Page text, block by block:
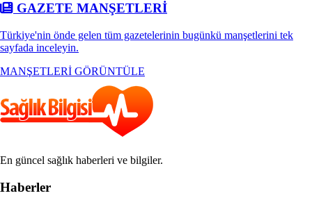
GAZETE MANŞETLERİ
Türkiye'nin önde gelen tüm gazetelerinin bugünkü manşetlerini tek
sayfada inceleyin.
MANŞETLERİ GÖRÜNTÜLE
En güncel sağlık haberleri ve bilgiler.
Haberler